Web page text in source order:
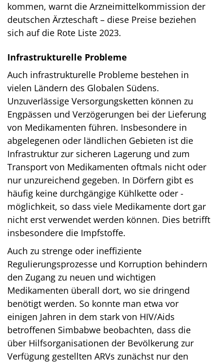
kommen, warnt die Arzneimittelkommission der
deutschen Ärzteschaft – diese Preise beziehen
sich auf die Rote Liste 2023.
Infrastrukturelle Probleme
Auch infrastrukturelle Probleme bestehen in
vielen Ländern des Globalen Südens.
Unzuverlässige Versorgungsketten können zu
Engpässen und Verzögerungen bei der Lieferung
von Medikamenten führen. Insbesondere in
abgelegenen oder ländlichen Gebieten ist die
Infrastruktur zur sicheren Lagerung und zum
Transport von Medikamenten oftmals nicht oder
nur unzureichend gegeben. In Dörfern gibt es
häufig keine durchgängige Kühlkette oder -
möglichkeit, so dass viele Medikamente dort gar
nicht erst verwendet werden können. Dies betrifft
insbesondere die Impfstoffe.
Auch zu strenge oder ineffiziente
Regulierungsprozesse und Korruption behindern
den Zugang zu neuen und wichtigen
Medikamenten überall dort, wo sie dringend
benötigt werden. So konnte man etwa vor
einigen Jahren in dem stark von HIV/Aids
betroffenen Simbabwe beobachten, dass die
über Hilfsorganisationen der Bevölkerung zur
Verfügung gestellten ARVs zunächst nur den